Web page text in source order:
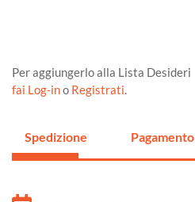
Per aggiungerlo alla Lista Desideri
fai Log-ino Registrati.
Spedizione Pagamento